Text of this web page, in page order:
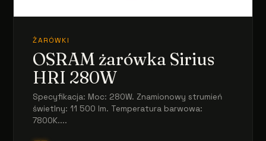
ŻARÓWKI
OSRAM żarówka Sirius
HRI 280W
Specyfikacja: Moc: 280W. Znamionowy strumień
świetlny: 11 500 lm. Temperatura barwowa:
7800K....